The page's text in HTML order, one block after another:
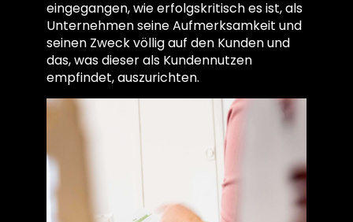
eingegangen, wie erfolgskritisch es ist, als
Unternehmen seine Aufmerksamkeit und
seinen Zweck völlig auf den Kunden und
das, was dieser als Kundennutzen
empfindet, auszurichten.